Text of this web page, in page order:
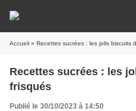
Accueil » Recettes sucrées : les jolis biscuits
Recettes sucrées : les
frisqués
Publié le 30/10/2023 à 14:50